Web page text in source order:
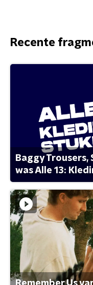
Recente
Baggy Trousers,
was Alle 13: